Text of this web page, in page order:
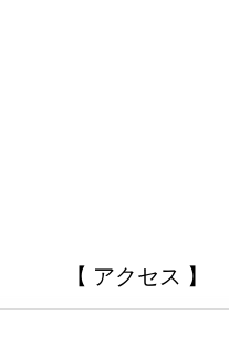
【 アクセス 】